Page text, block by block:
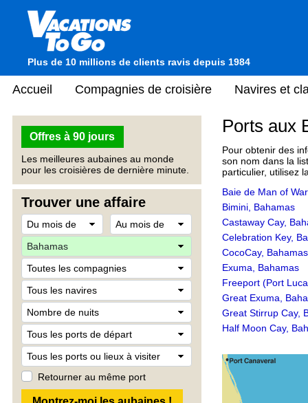
Plus de 10 millions de clients ravis depuis 1984
Accueil Compagnies de croisière Navires et
Offres à 90 jours
Les meilleures aubaines au monde
pour les croisières de dernière minute.
Trouver une affaire
Retourner au même port
Ports aux
Pour obtenir des
son nom dans la
particulier, utilisez
Baie de Man of
Bimini, Bahamas
Castaway Cay,
Celebration Key,
CocoCay, Bahamas
Exuma, Bahamas
Freeport (Port
Great Exuma,
Great Stirrup Cay,
Half Moon Cay,